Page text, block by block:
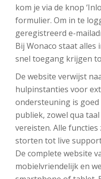
kom je via de knop
formulier. Om in te
geregistreerd e-
Bij Wonaco staat alles
snel toegang krijgen
De website verwijst
hulpinstanties voor
ondersteuning is
publiek, zowel qua
vereisten. Alle
storten tot live
De complete website
mobielvriendelijk en